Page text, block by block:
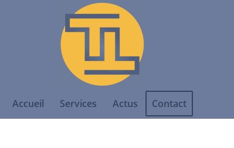
Accueil Services Actus Contact